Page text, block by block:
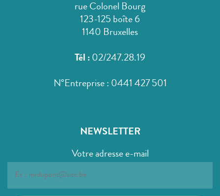
rue Colonel Bourg
123-125 boîte 6
1140 Bruxelles
Tél : 02/247.28.19
N°Entreprise : 0441 427 501
NEWSLETTER
Votre adresse e-mail